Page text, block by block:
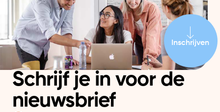
Schrijf je in voor de
nieuwsbrief
Inschrijven